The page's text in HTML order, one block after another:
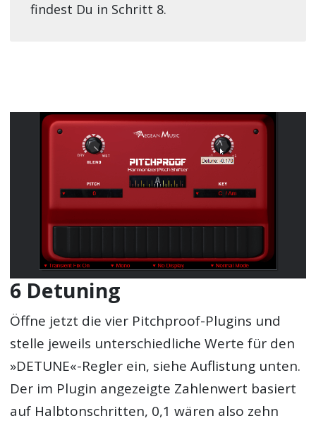
findest Du in Schritt 8.
6 Detuning
Öffne jetzt die vier Pitchproof-Plugins und
stelle jeweils unterschiedliche Werte für den
»DETUNE«-Regler ein, siehe Auflistung unten.
Der im Plugin angezeigte Zahlenwert basiert
auf Halbtonschritten, 0,1 wären also zehn